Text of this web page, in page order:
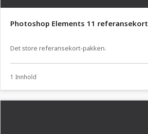
Photoshop Elements 11 referansekort
Det store referansekort-pakken.
1 Innhold